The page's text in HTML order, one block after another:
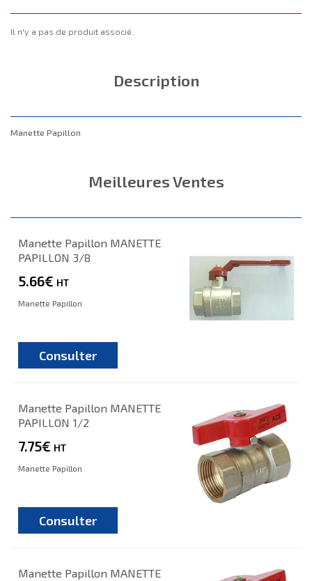
Il n'y a pas de produit associé.
Description
Manette Papillon
Meilleures Ventes
Manette Papillon MANETTE
PAPILLON 3/8
5.66€ HT
Manette Papillon
Consulter
Manette Papillon MANETTE
PAPILLON 1/2
7.75€ HT
Manette Papillon
Consulter
Manette Papillon MANETTE